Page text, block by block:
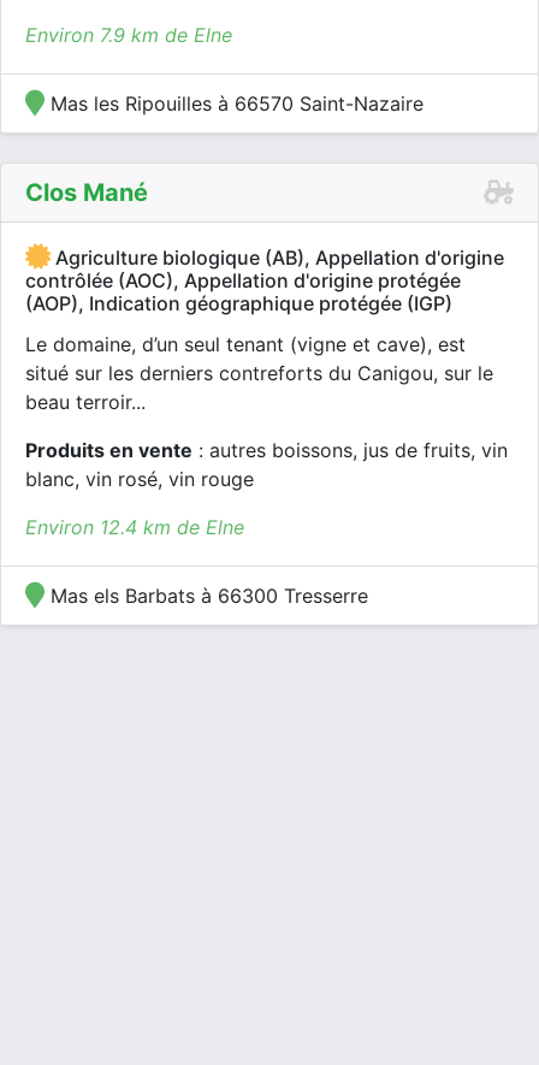
Environ 7.9 km de Elne
Mas les Ripouilles à 66570 Saint-Nazaire
Clos Mané
Agriculture biologique (AB), Appellation d'origine
contrôlée (AOC), Appellation d'origine protégée
(AOP), Indication géographique protégée (IGP)
Le domaine, d’un seul tenant (vigne et cave), est
situé sur les derniers contreforts du Canigou, sur le
beau terroir...
Produits en vente : autres boissons, jus de fruits, vin
blanc, vin rosé, vin rouge
Environ 12.4 km de Elne
Mas els Barbats à 66300 Tresserre